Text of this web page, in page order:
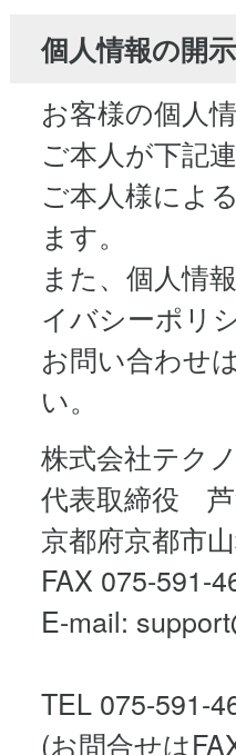
個人情報の開
お客様の個人
ご本人が下記
ご本人様によ
ます。
また、個人情
イバシーポリ
お問い合わせ
い。
株式会社テク
代表取締役
京都府京都市
FAX 075-591-
E-mail:
TEL 075-591-
(お問合せは